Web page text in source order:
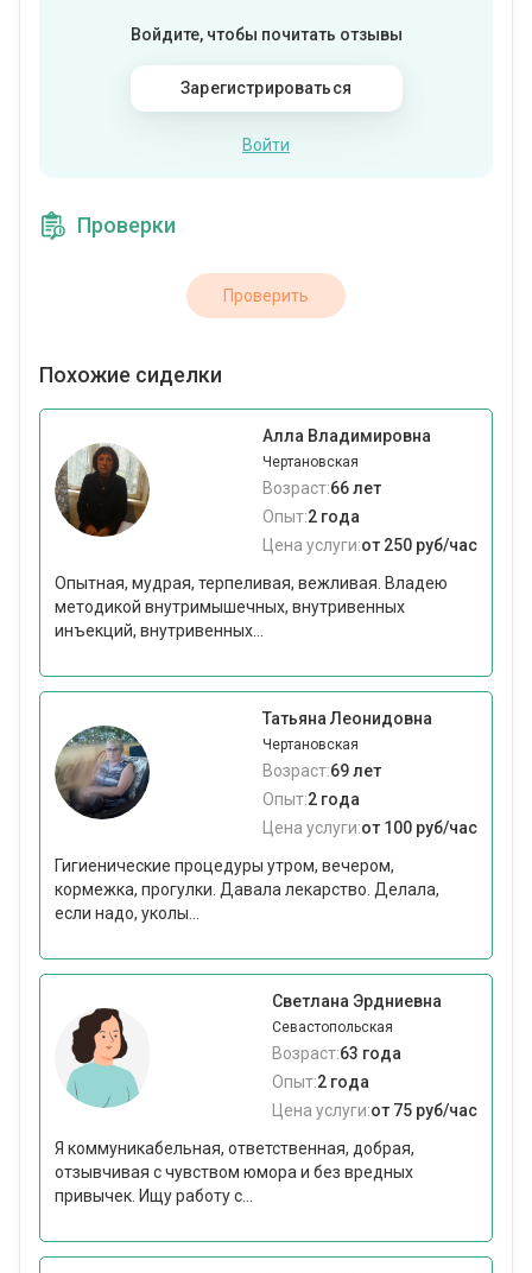
Войдите, чтобы почитать отзывы
Зарегистрироваться
Войти
Проверки
Проверить
Похожие сиделки
Алла Владимировна
Чертановская
Возраст:66 лет
Опыт:2 года
Цена услуги:от 250 руб/час
Опытная, мудрая, терпеливая, вежливая. Владею
методикой внутримышечных, внутривенных
инъекций, внутривенных...
Татьяна Леонидовна
Чертановская
Возраст:69 лет
Опыт:2 года
Цена услуги:от 100 руб/час
Гигиенические процедуры утром, вечером,
кормежка, прогулки. Давала лекарство. Делала,
если надо, уколы...
Светлана Эрдниевна
Севастопольская
Возраст:63 года
Опыт:2 года
Цена услуги:от 75 руб/час
Я коммуникабельная, ответственная, добрая,
отзывчивая с чувством юмора и без вредных
привычек. Ищу работу с...